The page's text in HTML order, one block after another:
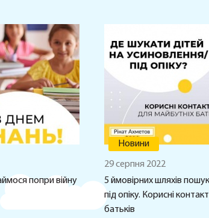
попри війну
Новини
29 серпня 2022
5 ймовірних шляхів
під опіку. Корисні
батьків